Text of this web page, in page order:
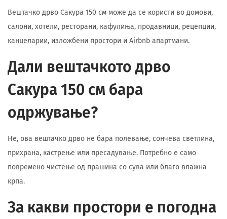
Вештачко дрво Сакура 150 см може да се користи во домови,
салони, хотели, ресторани, кафулиња, продавници, рецепции,
канцеларии, изложбени простори и Airbnb апартмани.
Дали вештачкото дрво
Сакура 150 см бара
одржување?
Не, ова вештачко дрво не бара полевање, сончева светлина,
прихрана, кастрење или пресадување. Потребно е само
повремено чистење од прашина со сува или благо влажна
крпа.
За какви простори е погодна